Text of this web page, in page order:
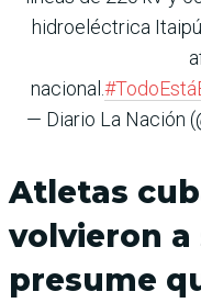
hidroeléctrica
nacional.
— Diario La Nación
Atletas
volvieron a
presume